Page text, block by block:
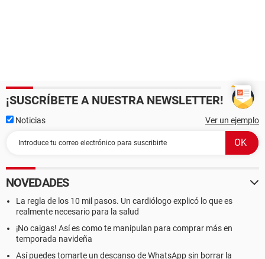
¡SUSCRÍBETE A NUESTRA NEWSLETTER!
Noticias Ver un ejemplo
NOVEDADES
La regla de los 10 mil pasos. Un cardiólogo explicó lo que es
realmente necesario para la salud
¡No caigas! Así es como te manipulan para comprar más en
temporada navideña
Así puedes tomarte un descanso de WhatsApp sin borrar la